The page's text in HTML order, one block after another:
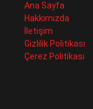
Ana Sayfa
Hakkımızda
İletişim
Gizlilik Politikası
Çerez Politikası